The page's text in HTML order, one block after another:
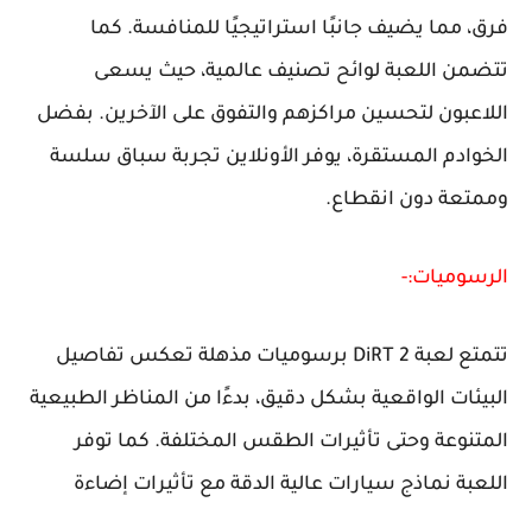
فرق، مما يضيف جانبًا استراتيجيًا للمنافسة. كما
تتضمن اللعبة لوائح تصنيف عالمية، حيث يسعى
اللاعبون لتحسين مراكزهم والتفوق على الآخرين. بفضل
الخوادم المستقرة، يوفر الأونلاين تجربة سباق سلسة
وممتعة دون انقطاع.
الرسوميات:-
تتمتع لعبة DiRT 2 برسوميات مذهلة تعكس تفاصيل
البيئات الواقعية بشكل دقيق، بدءًا من المناظر الطبيعية
المتنوعة وحتى تأثيرات الطقس المختلفة. كما توفر
اللعبة نماذج سيارات عالية الدقة مع تأثيرات إضاءة